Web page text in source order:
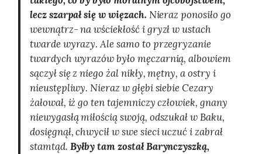
lecz szarpał się w więzach. Nieraz ponosiło go
wewnątrz- na wściekłość i gryzł w ustach
twarde wyrazy. Ale samo to przegryzanie
twardych wyrazów było męczarnią, albowiem
sączył się z niego żal nikły, mętny, a ostry i
nieustępliwy. Nieraz w głębi siebie Cezary
żałował, iż go ten tajemniczy człowiek, gnany
niewygasłą miłością swoją, odszukał w Baku,
dosięgnął, chwycił w swe sieci uczuć i zabrał
stamtąd. Byłby tam został Barynczyszką,